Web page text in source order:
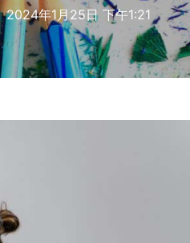
2024年1月25日 下午1:21